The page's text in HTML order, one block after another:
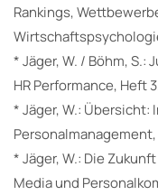
Rankings,
* Jäger, W. / Böhm, S.:
HR Performance, Heft
* Jäger, W.:
* Jäger, W.: Die
Media und